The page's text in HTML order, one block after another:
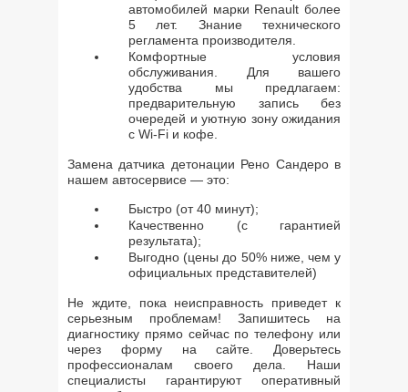
автомобилей марки Renault более
5 лет. Знание технического
регламента производителя.
Комфортные условия
обслуживания. Для вашего
удобства мы предлагаем:
предварительную запись без
очередей и уютную зону ожидания
с Wi-Fi и кофе.
Замена датчика детонации Рено Сандеро в
нашем автосервисе — это:
Быстро (от 40 минут);
Качественно (с гарантией
результата);
Выгодно (цены до 50% ниже, чем у
официальных представителей)
Не ждите, пока неисправность приведет к
серьезным проблемам! Запишитесь на
диагностику прямо сейчас по телефону или
через форму на сайте. Доверьтесь
профессионалам своего дела. Наши
специалисты гарантируют оперативный